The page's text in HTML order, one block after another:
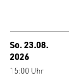
So. 23.08.
2026
15:00 Uhr